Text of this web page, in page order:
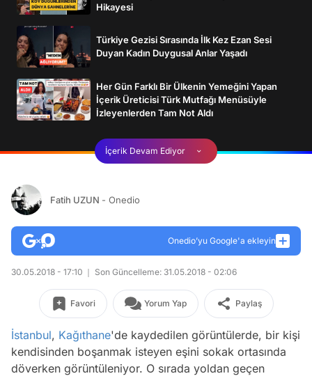
Hikayesi
Türkiye Gezisi Sırasında İlk Kez Ezan Sesi
Duyan Kadın Duygusal Anlar Yaşadı
Her Gün Farklı Bir Ülkenin Yemeğini Yapan
İçerik Üreticisi Türk Mutfağı Menüsüyle
İzleyenlerden Tam Not Aldı
İçerik Devam Ediyor
Fatih UZUN - Onedio
Onedio’yu Google'a ekleyin
30.05.2018 - 17:10 Son Güncelleme: 31.05.2018 - 02:06
Favori Yorum Yap Paylaş
İstanbul, Kağıthane'de kaydedilen görüntülerde, bir kişi
kendisinden boşanmak isteyen eşini sokak ortasında
döverken görüntüleniyor. O sırada yoldan geçen